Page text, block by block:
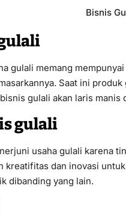
Bisnis
gulali memang
Saat ini
gulali akan laris manis
gulali
usaha gulali karena
kreatifitas dan inovasi
dibanding yang lain.